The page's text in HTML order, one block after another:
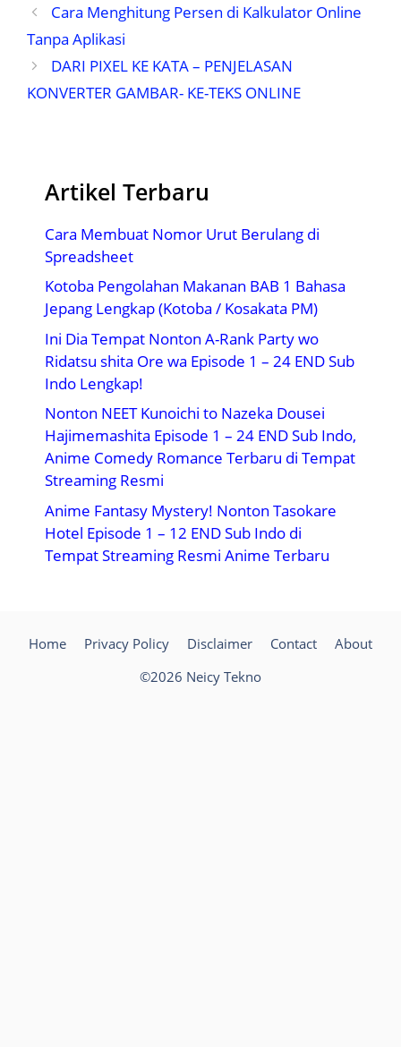
Cara Menghitung Persen di Kalkulator Online
Tanpa Aplikasi
DARI PIXEL KE KATA – PENJELASAN
KONVERTER GAMBAR- KE-TEKS ONLINE
Artikel Terbaru
Cara Membuat Nomor Urut Berulang di
Spreadsheet
Kotoba Pengolahan Makanan BAB 1 Bahasa
Jepang Lengkap (Kotoba / Kosakata PM)
Ini Dia Tempat Nonton A-Rank Party wo
Ridatsu shita Ore wa Episode 1 – 24 END Sub
Indo Lengkap!
Nonton NEET Kunoichi to Nazeka Dousei
Hajimemashita Episode 1 – 24 END Sub Indo,
Anime Comedy Romance Terbaru di Tempat
Streaming Resmi
Anime Fantasy Mystery! Nonton Tasokare
Hotel Episode 1 – 12 END Sub Indo di
Tempat Streaming Resmi Anime Terbaru
Home Privacy Policy Disclaimer Contact
About
©2026 Neicy Tekno